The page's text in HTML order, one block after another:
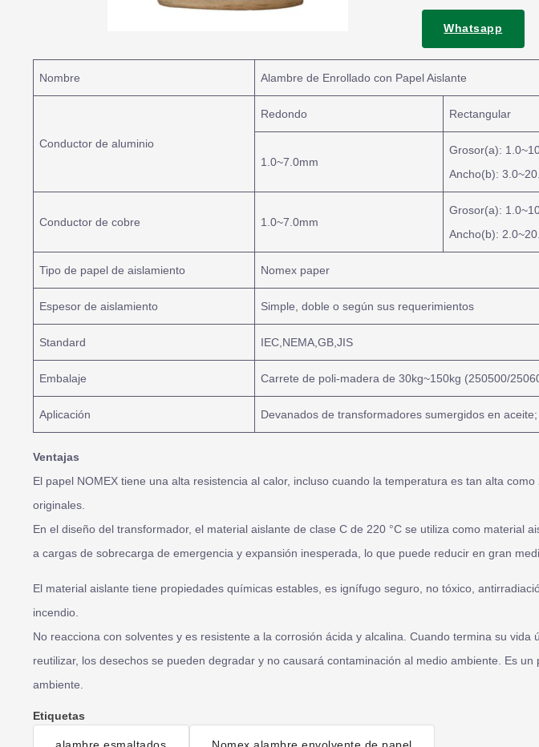
Whatsapp
Nombre Alambre de Enrollado con Papel Aislante
Conductor de aluminio
Redondo Rectangular
1.0~7.0mm
Grosor(a):
Ancho(b):
Conductor de cobre 1.0~7.0mm
Grosor(a):
Ancho(b):
Tipo de papel de aislamiento Nomex paper
Espesor de aislamiento Simple, doble o según sus requerimientos
Standard IEC,NEMA,GB,JIS
Embalaje Carrete de poli-madera de 30kg~150kg (250500/
Aplicación Devanados de transformadores sumergidos en
Ventajas
El papel NOMEX tiene una alta resistencia al calor, incluso cuando la temperatura es tan alta
originales.
En el diseño del transformador, el material aislante de clase C de 220 °C se utiliza como material
a cargas de sobrecarga de emergencia y expansión inesperada, lo que puede reducir en gran
El material aislante tiene propiedades químicas estables, es ignífugo seguro, no tóxico,
incendio.
No reacciona con solventes y es resistente a la corrosión ácida y alcalina. Cuando termina su vida
reutilizar, los desechos se pueden degradar y no causará contaminación al medio ambiente. Es
ambiente.
Etiquetas
alambre esmaltados Nomex alambre envolvente de papel